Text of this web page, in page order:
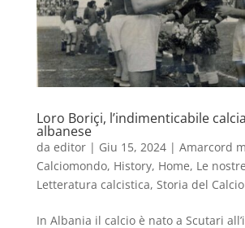
Loro Boriçi, l’indimenticabile
albanese
da editor| Giu 15, 2024| Amarcord
Calciomondo, History, Home, Le
Letteratura calcistica, Storia del Calcio
In Albania il calcio è nato a Scutari